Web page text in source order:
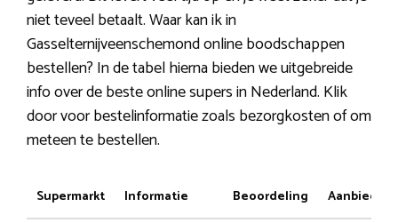
niet teveel betaalt. Waar kan ik in
Gasselternijveenschemond online boodschappen
bestellen? In de tabel hierna bieden we uitgebreide
info over de beste online supers in Nederland. Klik
door voor bestelinformatie zoals bezorgkosten of om
meteen te bestellen.
Supermarkt Informatie Beoordeling